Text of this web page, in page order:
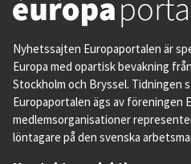
Nyhetssajten Europaportalen är
Europa med opartisk bevakning
Stockholm och Bryssel. Tidningen
Europaportalen ägs av föreningen
medlemsorganisationer
löntagare på den svenska